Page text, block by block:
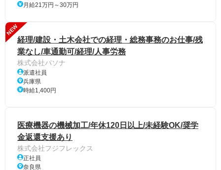
月給21万円～30万円
NEW
経理/建設・土木会社での経理・総務事務のお仕事/残
業なし/車通勤可/経理/人事労務
株式会社パソナ
派遣社員
兵庫県
時給1,400円
医療機器の機械加工/年休120日以上/未経験OK/奨学
金返還支援あり
株式会社フジフレックス
正社員
奈良県